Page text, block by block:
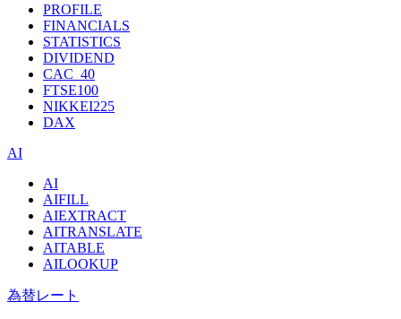
PROFILE
FINANCIALS
STATISTICS
DIVIDEND
CAC_40
FTSE100
NIKKEI225
DAX
AI
AI
AIFILL
AIEXTRACT
AITRANSLATE
AITABLE
AILOOKUP
為替レート